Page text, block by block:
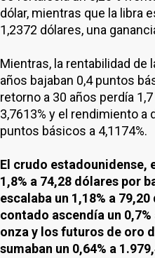
dólar, mientras que la libra
1,2372 dólares, una
Mientras, la rentabilidad de
años bajaban 0,4 puntos
retorno a 30 años perdía
3,7613% y el rendimiento a
puntos básicos a 4,1174%.
El crudo estadounidense,
1,8% a 74,28 dólares por
escalaba un 1,18% a 79,20
contado ascendía un
onza y los futuros de oro
sumaban un 0,64% a